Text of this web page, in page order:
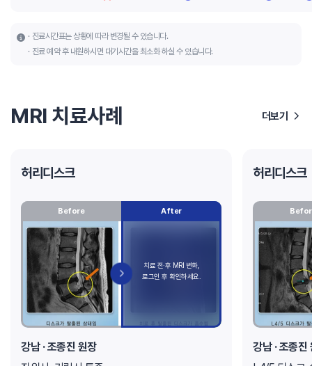
진료시간표는 상황에 따라 변경될 수 있습니다.
진료 예약 후 내원하시면 대기시간을 최소화 하실 수 있습니다.
MRI 치료사례 더보기
허리디스크
Before After
강남 · 조종진 원장
허리디스크
강남 · 조종진